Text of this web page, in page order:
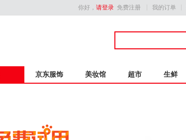
你好， 请登录 免费注册 我的订单
京东服饰 美妆馆 超市 生鲜